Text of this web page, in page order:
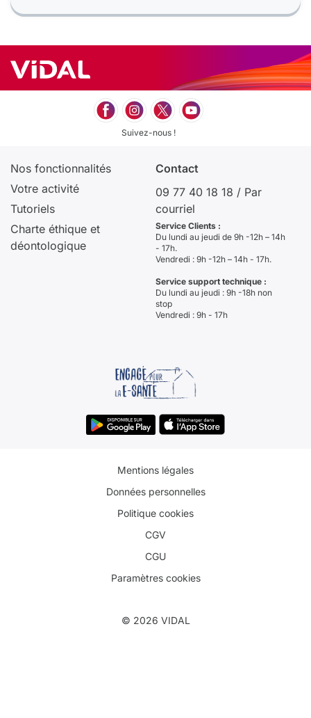
Suivez-nous !
Nos fonctionnalités
Votre activité
Tutoriels
Charte éthique et
déontologique
Contact
09 77 40 18 18 / Par
courriel
Service Clients :
Du lundi au jeudi de 9h -12h – 14h
- 17h.
Vendredi : 9h -12h – 14h - 17h.
Service support technique :
Du lundi au jeudi : 9h -18h non
stop
Vendredi : 9h - 17h
Mentions légales
Données personnelles
Politique cookies
CGV
CGU
Paramètres cookies
© 2026 VIDAL